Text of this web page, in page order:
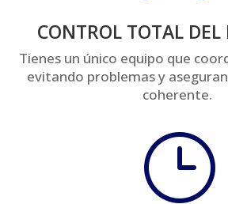
CONTROL TOTAL DEL
Tienes un único equipo que
evitando problemas y
coherente.
}